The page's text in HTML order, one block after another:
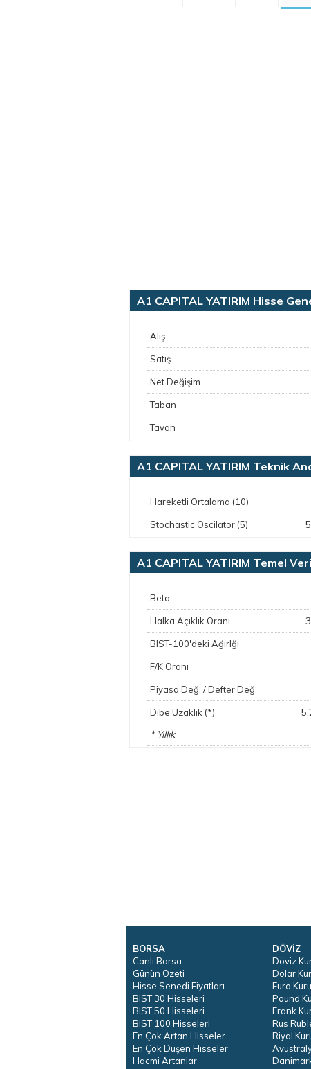
A1 CAPITAL YATIRIM Hisse
Alış
Satış
Net Değişim
Taban
Tavan
A1 CAPITAL YATIRIM Teknik
Hareketli Ortalama (10)
Stochastic Oscilator (5)
A1 CAPITAL YATIRIM Temel
Beta
Halka Açıklık Oranı
BIST-100'deki Ağırlğı
F/K Oranı
Piyasa Değ. / Defter Değ
Dibe Uzaklık (*)
* Yıllık
BORSA
Canlı Borsa
Günün Özeti
Hisse Senedi Fiyatları
BIST 30 Hisseleri
BIST 50 Hisseleri
BIST 100 Hisseleri
En Çok Artan Hisseler
En Çok Düşen Hisseler
Hacmi Artanlar
DÖVİZ
Döviz
Dolar
Euro Kuru
Pound
Frank
Rus
Riyal